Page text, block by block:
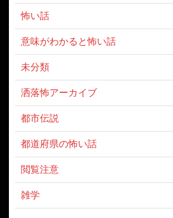
怖い話
意味がわかると怖い話
未分類
洒落怖アーカイブ
都市伝説
都道府県の怖い話
閲覧注意
雑学